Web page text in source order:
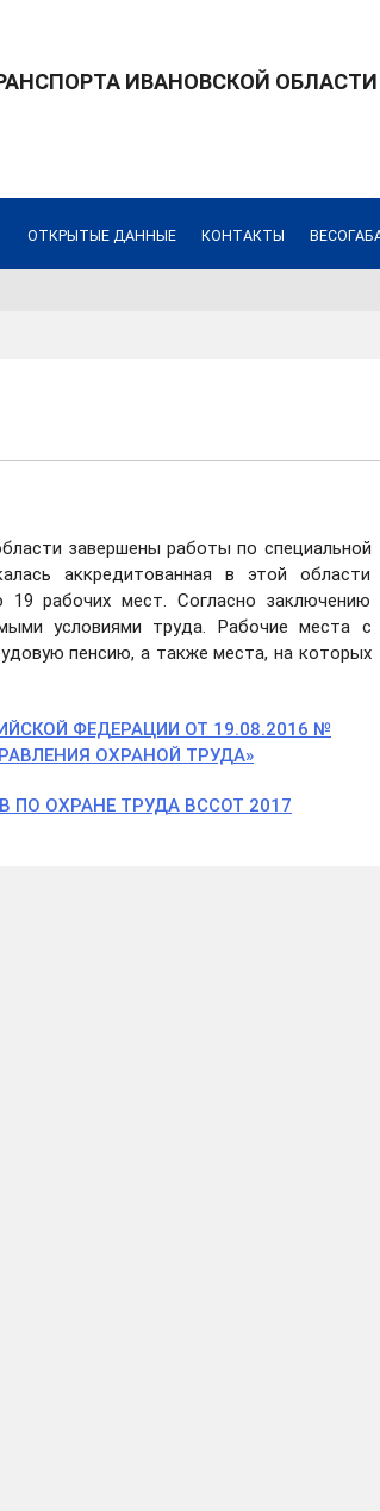
ИВАНОВСКОЙ ОБЛАСТИ
ОТКРЫТЫЕ ДАННЫЕ КОНТАКТЫ
завершены работы по специальной
аккредитованная в этой области
19 рабочих мест. Согласно заключению
условиями труда. Рабочие места с
пенсию, а также места, на которых
ФЕДЕРАЦИИ ОТ 19.08.2016 №
ОХРАНОЙ ТРУДА»
ОХРАНЕ ТРУДА BCCOT 2017